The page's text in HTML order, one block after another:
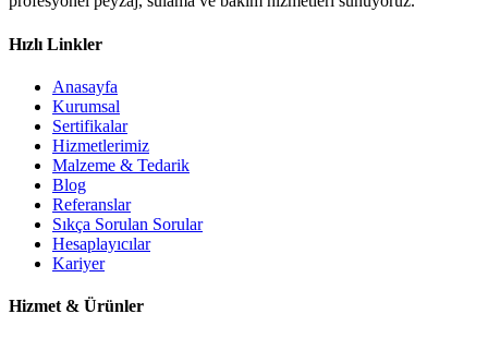
Hızlı Linkler
Anasayfa
Kurumsal
Sertifikalar
Hizmetlerimiz
Malzeme & Tedarik
Blog
Referanslar
Sıkça Sorulan Sorular
Hesaplayıcılar
Kariyer
Hizmet & Ürünler